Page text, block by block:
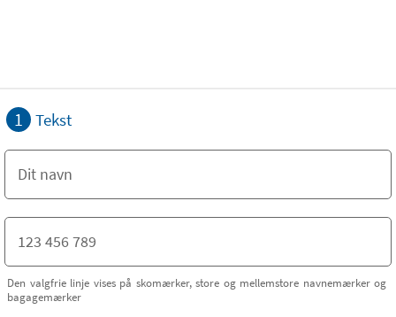
1 Tekst
Den valgfrie linje vises på skomærker, store og mellemstore navnemærker og
bagagemærker